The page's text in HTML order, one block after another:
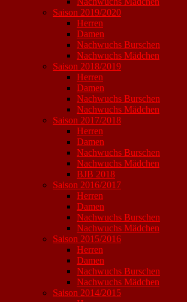
Saison 2019/2020
Herren
Damen
Nachwuchs Burschen
Nachwuchs Mädchen
Saison 2018/2019
Herren
Damen
Nachwuchs Burschen
Nachwuchs Mädchen
Saison 2017/2018
Herren
Damen
Nachwuchs Burschen
Nachwuchs Mädchen
BJB 2018
Saison 2016/2017
Herren
Damen
Nachwuchs Burschen
Nachwuchs Mädchen
Saison 2015/2016
Herren
Damen
Nachwuchs Burschen
Nachwuchs Mädchen
Saison 2014/2015